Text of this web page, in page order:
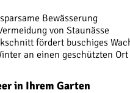
Bewässerung
von Staunässe
fördert buschiges
an einen geschützten
in Ihrem Garten